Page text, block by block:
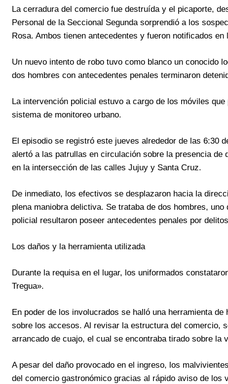
La cerradura del comercio fue destruída y el picaporte,
Personal de la Seccional Segunda sorprendió a los
Rosa. Ambos tienen antecedentes y fueron notificados en
Un nuevo intento de robo tuvo como blanco un conocido
dos hombres con antecedentes penales terminaron
La intervención policial estuvo a cargo de los móviles
sistema de monitoreo urbano.
El episodio se registró este jueves alrededor de las 6:30
alertó a las patrullas en circulación sobre la presencia
en la intersección de las calles Jujuy y Santa Cruz.
De inmediato, los efectivos se desplazaron hacia la
plena maniobra delictiva. Se trataba de dos hombres,
policial resultaron poseer antecedentes penales por
Los daños y la herramienta utilizada
Durante la requisa en el lugar, los uniformados
Tregua».
En poder de los involucrados se halló una herramienta
sobre los accesos. Al revisar la estructura del comercio,
arrancado de cuajo, el cual se encontraba tirado sobre la
A pesar del daño provocado en el ingreso, los
del comercio gastronómico gracias al rápido aviso de los